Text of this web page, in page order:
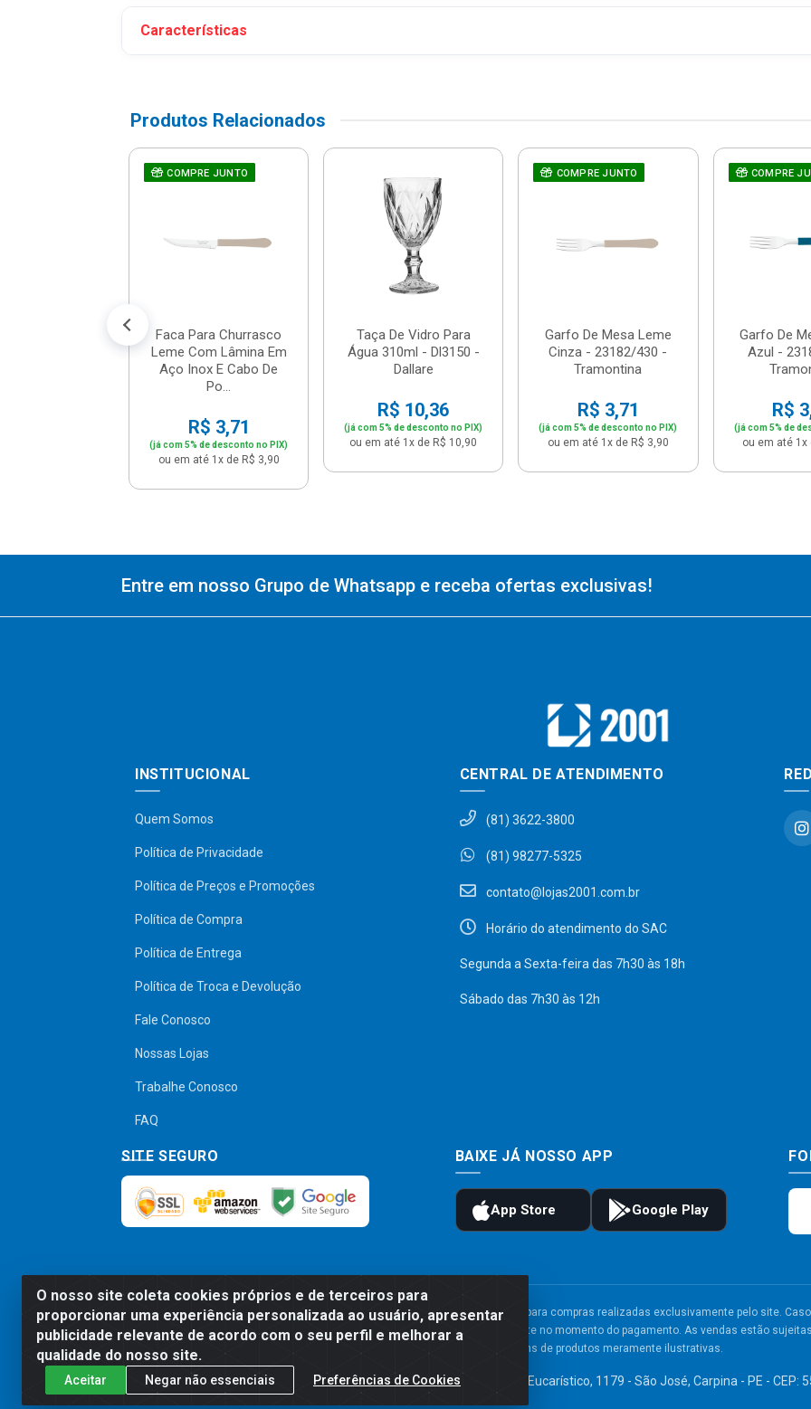
Características
Produtos Relacionados
COMPRE JUNTO
Faca Para Churrasco
Leme Com Lâmina Em
Aço Inox E Cabo De
Po...
R$ 3,71
(já com 5% de desconto no PIX)
ou em até 1x de R$ 3,90
Taça De Vidro Para
Água 310ml - Dl3150 -
Dallare
R$ 10,36
(já com 5% de desconto no PIX)
ou em até 1x de R$ 10,90
COMPRE JUNTO
Garfo De Mesa Leme
Cinza - 23182/430 -
Tramontina
R$ 3,71
(já com 5% de desconto no PIX)
ou em até 1x de R$ 3,90
COMPRE
Garfo De
Azul -
R$
(já com 5% de
ou em até 1x
O nosso site coleta cookies próprios e de terceiros para
proporcionar uma experiência personalizada ao usuário, apresentar
publicidade relevante de acordo com o seu perfil e melhorar a
qualidade do nosso site.
Aceitar Negar não essenciais Preferências de Cookies
Entre em nosso Grupo de Whatsapp e receba ofertas exclusivas!
INSTITUCIONAL
Quem Somos
Política de Privacidade
Política de Preços e Promoções
Política de Compra
Política de Entrega
Política de Troca e Devolução
Fale Conosco
Nossas Lojas
Trabalhe Conosco
FAQ
CENTRAL DE ATENDIMENTO
(81) 3622-3800
(81) 98277-5325
contato@lojas2001.com.br
Horário do atendimento do SAC
Segunda a Sexta-feira das 7h30 às 18h
Sábado das 7h30 às 12h
SITE SEGURO BAIXE JÁ NOSSO APP
Preços, promoções, condições de pagamento e frete são válidos para compras realizadas exclusivamente pelo site.
será válido o preço que for exibido no carrinho de compras do site no momento do pagamento. As vendas estão
Imagens de produtos meramente ilustrativas.
Comercial de Construção 2001 LTDA - Av. Congresso Eucarístico, 1179 - São José, Carpina - PE -